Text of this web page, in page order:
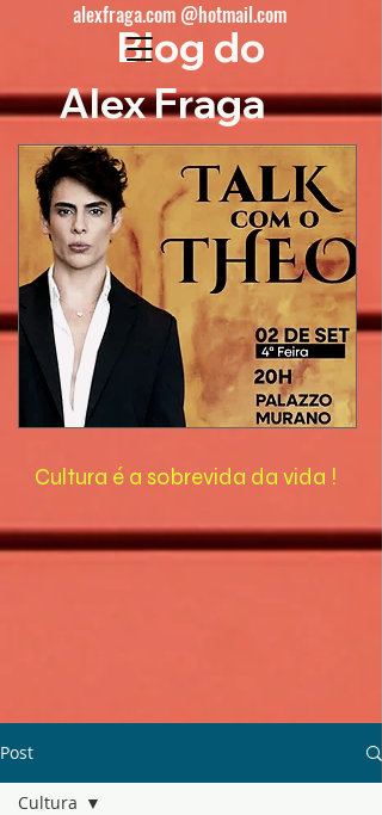
Cultura é a sobrevida da vida !
Blog do
Alex Fraga
alexfraga.com @hotmail.com
Post
Cultura